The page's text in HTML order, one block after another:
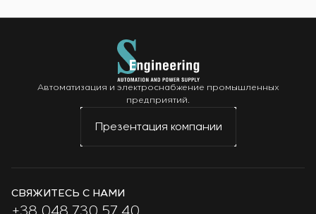
Автоматизация и электроснабжение промышленных
предприятий.
Презентация компании
СВЯЖИТЕСЬ С НАМИ